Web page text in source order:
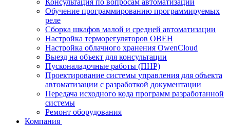
Консультация по вопросам автоматизации
Обучение программированию программируемых
реле
Сборка шкафов малой и средней автоматизации
Настройка терморегуляторов ОВЕН
Настройка облачного хранения OwenCloud
Выезд на объект для консультации
Пусконаладочные работы (ПНР)
Проектирование системы управления для объекта
автоматизации с разработкой документации
Передача исходного кода программ разработанной
системы
Ремонт оборудования
Компания